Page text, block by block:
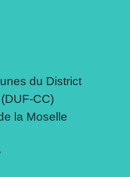
du District
CC)
la Moselle